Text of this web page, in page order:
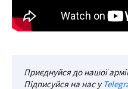
Приєднуйся до нашої
Підписуйся на нас у